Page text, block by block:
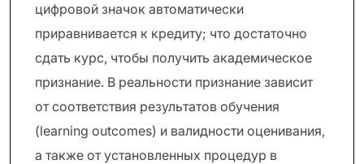
цифровой значок автоматически
приравнивается к кредиту; что достаточно
сдать курс, чтобы получить академическое
признание. В реальности признание зависит
от соответствия результатов обучения
(learning outcomes) и валидности оценивания,
а также от установленных процедур в